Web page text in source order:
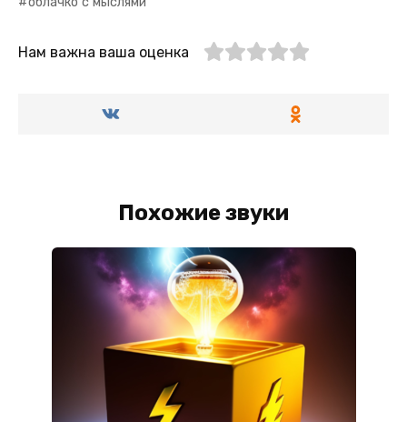
Нам важна ваша оценка
Похожие звуки